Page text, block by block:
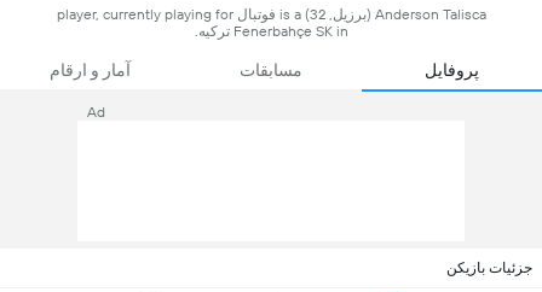
Anderson Talisca (برزیل, 32) is a فوتبال player, currently playing for
Fenerbahçe SK in ترکیه.
پروفایل مسابقات آمار و ارقام
Ad
جزئیات بازیکن